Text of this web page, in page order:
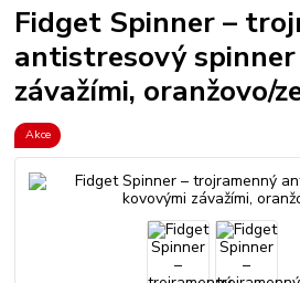
Fidget Spinner –
antistresový
závažími, oranžovo/
Akce